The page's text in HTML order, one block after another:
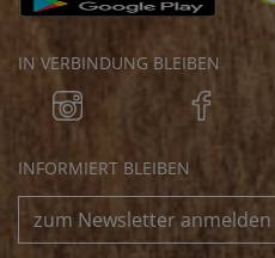
IN VERBINDUNG BLEIBEN
INFORMIERT BLEIBEN
zum Newsletter anmelden